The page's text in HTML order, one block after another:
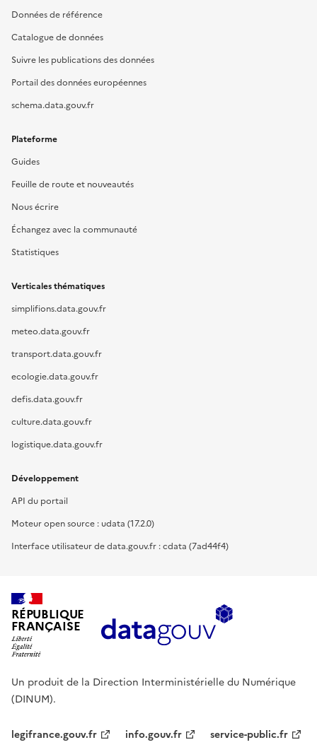
Données de référence
Catalogue de données
Suivre les publications des données
Portail des données européennes
schema.data.gouv.fr
Plateforme
Guides
Feuille de route et nouveautés
Nous écrire
Échangez avec la communauté
Statistiques
Verticales thématiques
simplifions.data.gouv.fr
meteo.data.gouv.fr
transport.data.gouv.fr
ecologie.data.gouv.fr
defis.data.gouv.fr
culture.data.gouv.fr
logistique.data.gouv.fr
Développement
API du portail
Moteur open source : udata (17.2.0)
Interface utilisateur de data.gouv.fr : cdata (7ad44f4)
RÉPUBLIQUE
FRANÇAISE
Un produit de la Direction Interministérielle du Numérique
(DINUM).
legifrance.gouv.fr info.gouv.fr service-public.fr